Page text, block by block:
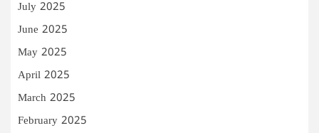
July 2025
June 2025
May 2025
April 2025
March 2025
February 2025